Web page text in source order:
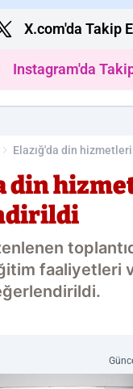
X.com'da Takip
Instagram'da
Elazığ'da din
din
faaliyetleri